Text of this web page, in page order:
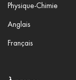
Physique-Chimie
Anglais
Français